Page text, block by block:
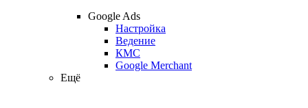
Google Ads
Настройка
Ведение
КМС
Google Merchant
Ещё